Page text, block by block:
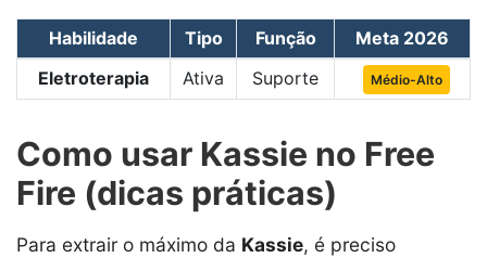
Habilidade Tipo Função
Meta 2026
Eletroterapia
Ativa Suporte Médio-Alto
Como usar Kassie no Free
Fire (dicas práticas)
Para extrair o máximo da Kassie, é preciso